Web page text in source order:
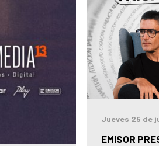
Jueves 25 de
EMISOR